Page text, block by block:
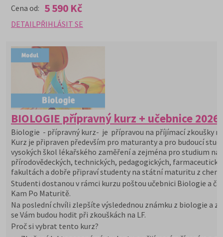
Cena od: 5 590 Kč
DETAILPŘIHLÁSIT SE
BIOLOGIE přípravný kurz + učebnice
Biologie - přípravný kurz- je přípravou na příjímací zkoušky na
Kurz je připraven především pro maturanty a pro budoucí
vysokých škol lékařského zaměření a zejména pro studium na
přírodovědeckých, technických, pedagogických,
fakultách a dobře připraví studenty na státní maturitu z
Studenti dostanou v rámci kurzu poštou učebnici Biologie a
Kam Po Maturitě.
Na poslední chvíli zlepšíte výsledednou známku z biologie a
se Vám budou hodit při zkouškách na LF.
Proč si vybrat tento kurz?